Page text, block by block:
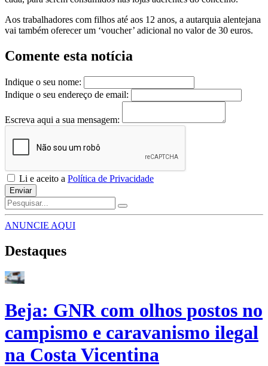
Aos trabalhadores com filhos até aos 12 anos, a autarquia alentejana
vai também oferecer um ‘voucher’ adicional no valor de 30 euros.
Comente esta notícia
Indique o seu nome:
Indique o seu endereço de email:
Escreva aqui a sua mensagem:
Li e aceito a Política de Privacidade
Enviar
ANUNCIE AQUI
Destaques
Beja: GNR com olhos postos no
campismo e caravanismo ilegal
na Costa Vicentina